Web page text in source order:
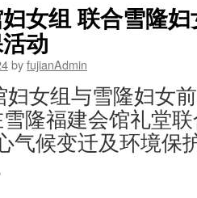
女组 联合雪隆
动
byfujianAdmin
妇女组与雪隆妇女
隆福建会馆礼堂
气候变迁及环境保